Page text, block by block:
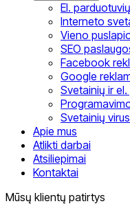
El.
Interneto
Vieno
SEO
Facebook
Google
Svetainių ir
Svetainių
Apie mus
Atlikti darbai
Atsiliepimai
Kontaktai
Mūsų klientų patirtys